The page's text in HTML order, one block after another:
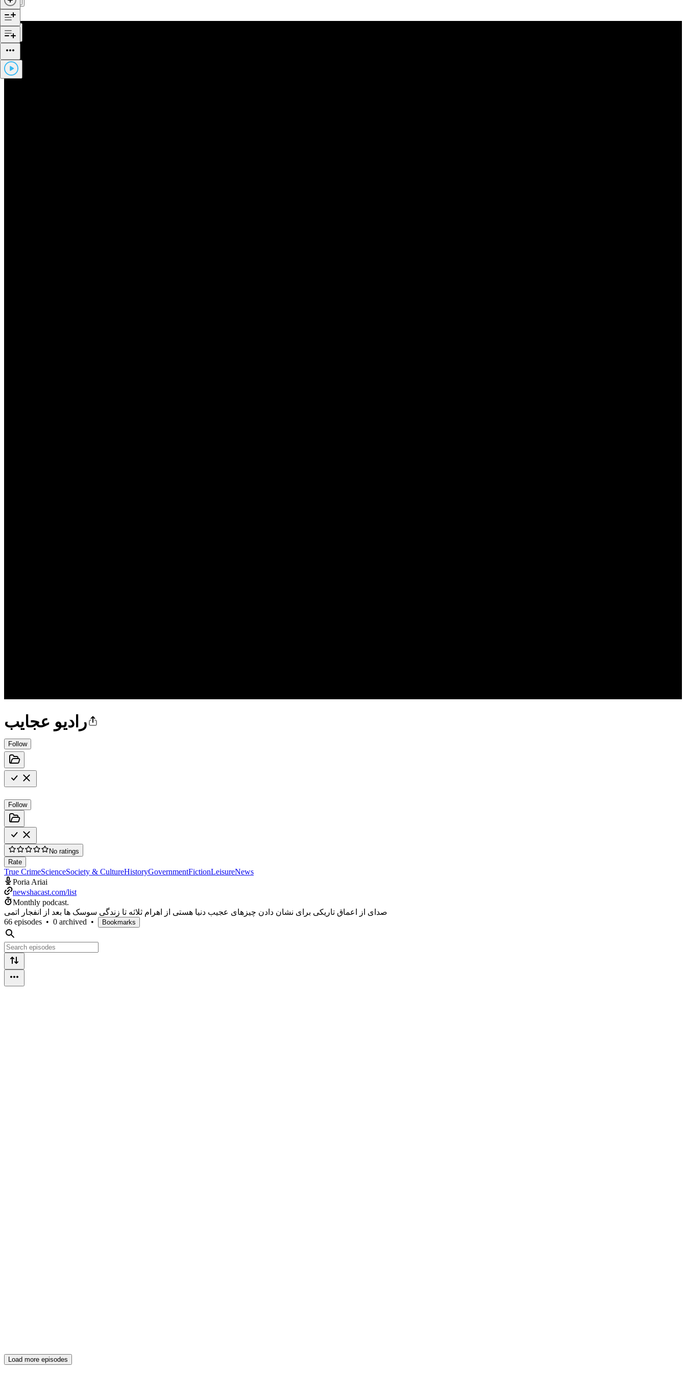
رادیو عجایب
Follow
Follow
No ratings
Rate
True CrimeScienceSociety & CultureHistoryGovernmentFictionLeisureNews
Poria Ariai
newshacast.com/list
Monthly podcast.
صدای از اعماق تاریکی برای نشان دادن چیزهای عجیب دنیا هستی از اهرام ثلاثه تا زندگی سوسک ها بعد از انفجار اتمی
66 episodes • 0 archived • Bookmarks
Load more episodes